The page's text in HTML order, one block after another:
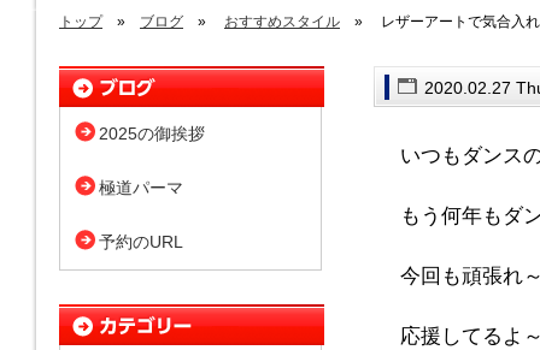
トップ» ブログ » おすすめスタイル » レザーアートで気合入れ
2020.02.27
いつもダンス
もう何年もダ
今回も頑張れ
応援してるよ
2025の御挨拶
極道パーマ
予約のURL